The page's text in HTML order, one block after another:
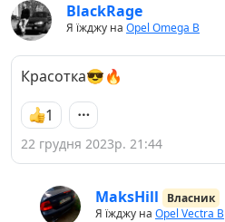
BlackRage
Я їжджу на Opel Omega B
Красотка😎🔥
1
22 грудня 2023р. 21:44
MaksHill
Власник
Я їжджу на Opel Vectra B